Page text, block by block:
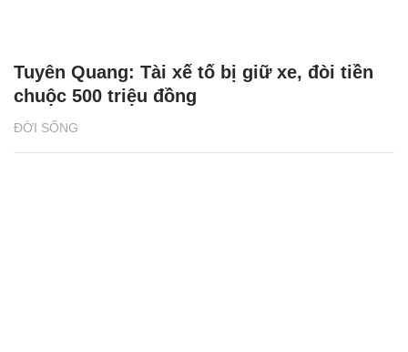
ĐỜI SỐNG
Tuyên Quang: Tài xế tố bị giữ xe, đòi tiền
chuộc 500 triệu đồng